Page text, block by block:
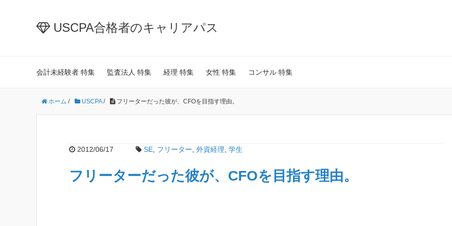
USCPA合格者のキャリアパス
会計未経験者 特集 監査法人 特集 経理 特集 女性 特集 コンサル 特集
ホーム / USCPA/ フリーターだった彼が、CFOを目指す理由。
2012/06/17 SE フリーター 外資経理 学生
フリーターだった彼が、CFOを目指す理由。